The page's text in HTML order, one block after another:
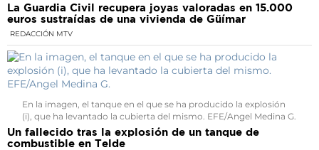
La Guardia Civil recupera joyas valoradas en 15.000
euros sustraídas de una vivienda de Güímar
REDACCIÓN MTV
En la imagen, el tanque en el que se ha producido la explosión
(i), que ha levantado la cubierta del mismo. EFE/Angel Medina G.
Un fallecido tras la explosión de un tanque de
combustible en Telde